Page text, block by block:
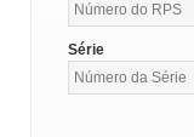
Série